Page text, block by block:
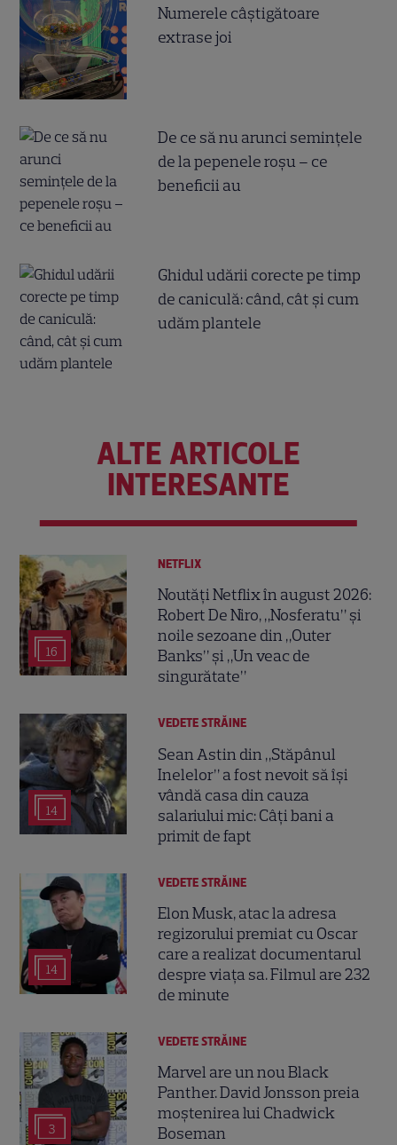
Numerele câştigătoare
extrase joi
De ce să nu arunci semințele
de la pepenele roșu – ce
beneficii au
Ghidul udării corecte pe timp
de caniculă: când, cât şi cum
udăm plantele
ALTE ARTICOLE
INTERESANTE
16
NETFLIX
Noutăți Netflix în august 2026:
Robert De Niro, „Nosferatu” și
noile sezoane din „Outer
Banks” și „Un veac de
singurătate”
14
VEDETE STRĂINE
Sean Astin din „Stăpânul
Inelelor” a fost nevoit să își
vândă casa din cauza
salariului mic: Câți bani a
primit de fapt
14
VEDETE STRĂINE
Elon Musk, atac la adresa
regizorului premiat cu Oscar
care a realizat documentarul
despre viața sa. Filmul are 232
de minute
3
VEDETE STRĂINE
Marvel are un nou Black
Panther. David Jonsson preia
moștenirea lui Chadwick
Boseman